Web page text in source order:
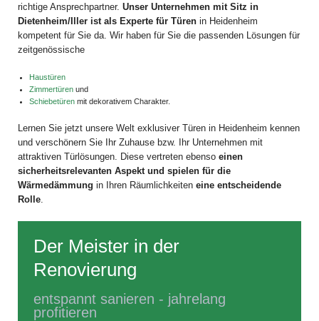
richtige Ansprechpartner. Unser Unternehmen mit Sitz in
Dietenheim/Iller ist als Experte für Türenin Heidenheim
kompetent für Sie da. Wir haben für Sie die passenden Lösungen für
zeitgenössische
Haustüren
Zimmertüren und
Schiebetüren mit dekorativem Charakter.
Lernen Sie jetzt unsere Welt exklusiver Türen in Heidenheim kennen
und verschönern Sie Ihr Zuhause bzw. Ihr Unternehmen mit
attraktiven Türlösungen. Diese vertreten ebenso einen
sicherheitsrelevanten Aspekt und spielen für die
Wärmedämmung in Ihren Räumlichkeiten eine entscheidende
Rolle.
Der Meister in der
Renovierung
entspannt sanieren - jahrelang
profitieren